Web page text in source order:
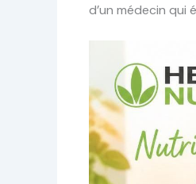
d’un médecin